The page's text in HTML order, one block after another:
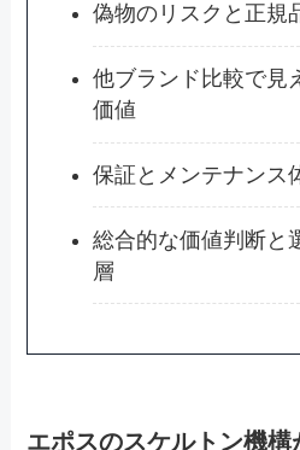
偽物のリスクと正規
他ブランド比較で見
価値
保証とメンテナンス
総合的な価値判断と
層
エポスのスケルトン機